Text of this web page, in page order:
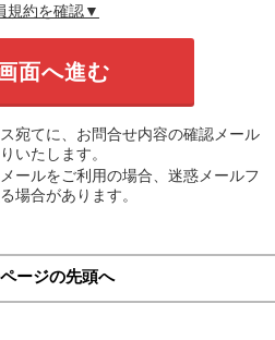
規約を確認▼
宛てに、お問合せ内容の確認メール
いたします。
ールをご利用の場合、迷惑メールフ
場合があります。
ージの先頭へ